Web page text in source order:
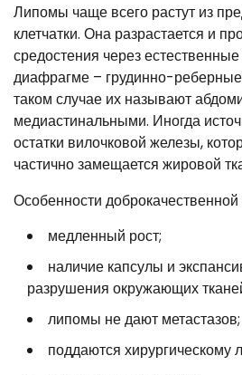
Липомы чаще всего растут из
клетчатки. Она разрастается и
средостения через
диафрагме – грудинно-реберные
таком случае их называют
медиастинальными. Иногда
остатки вилочковой железы,
частично замещается жировой
Особенности
медленный рост;
наличие капсулы и
разрушения окружающих
липомы не дают метастазов;
поддаются хирургическому